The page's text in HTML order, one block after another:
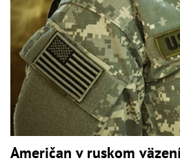
Američan v ruskom